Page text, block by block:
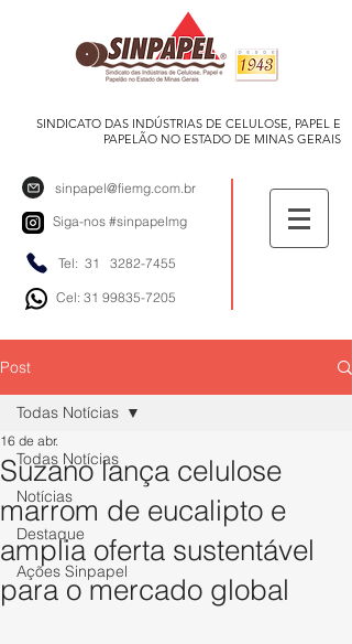
SINDICATO DAS INDÚSTRIAS DE CELULOSE, PAPEL E
PAPELÃO NO ESTADO DE MINAS GERAIS
sinpapel@fiemg.com.br
Siga-nos #sinpapelmg
Tel: 31 3282-7455
Cel: 31 99835-7205
Post
Todas Notícias
Notícias
Destaque
Ações Sinpapel
Todas Notícias
Suzano lança celulose
marrom de eucalipto e
amplia oferta sustentável
para o mercado global
16 de abr.